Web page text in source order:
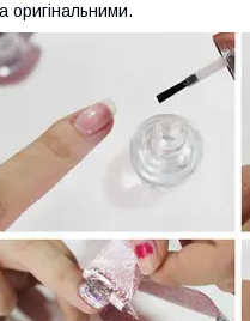
оригінальними.